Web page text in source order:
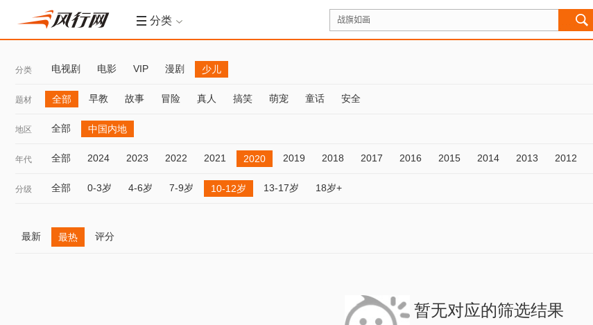
分类
分类 电视剧 电影 VIP 漫剧 少儿
题材 全部 早教 故事 冒险 真人 搞笑 萌宠 童话 安全
地区 全部 中国内地
年代 全部 2024 2023 2022 2021 2020 2019 2018 2017 2016 2015 2014 2013 2012
分级 全部 0-3岁 4-6岁 7-9岁 10-12岁 13-17岁 18岁+
最新 最热 评分
暂无对应的筛选结果